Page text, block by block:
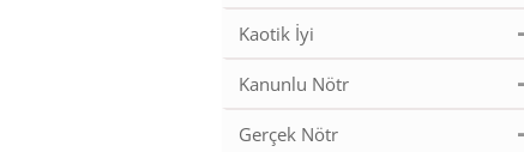
Kaotik İyi
Kanunlu Nötr
Gerçek Nötr